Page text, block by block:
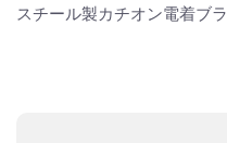
スチール製カチオン電着ブラ